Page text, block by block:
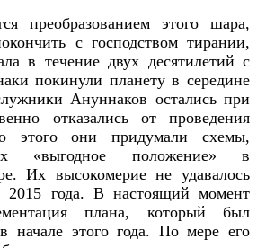
преобразованием этого шара,
с господством тирании,
в течение двух десятилетий с
покинули планету в середине
Ануннаков остались при
отказались от проведения
этого они придумали схемы,
«выгодное положение» в
Их высокомерие не удавалось
2015 года. В настоящий момент
плана, который был
в начале этого года. По мере его